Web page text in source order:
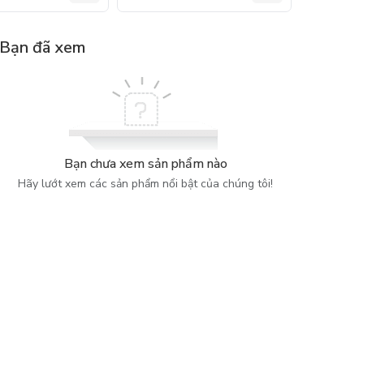
Bạn đã xem
Bạn chưa xem sản phẩm nào
Hãy lướt xem các sản phẩm nổi bật của chúng tôi!